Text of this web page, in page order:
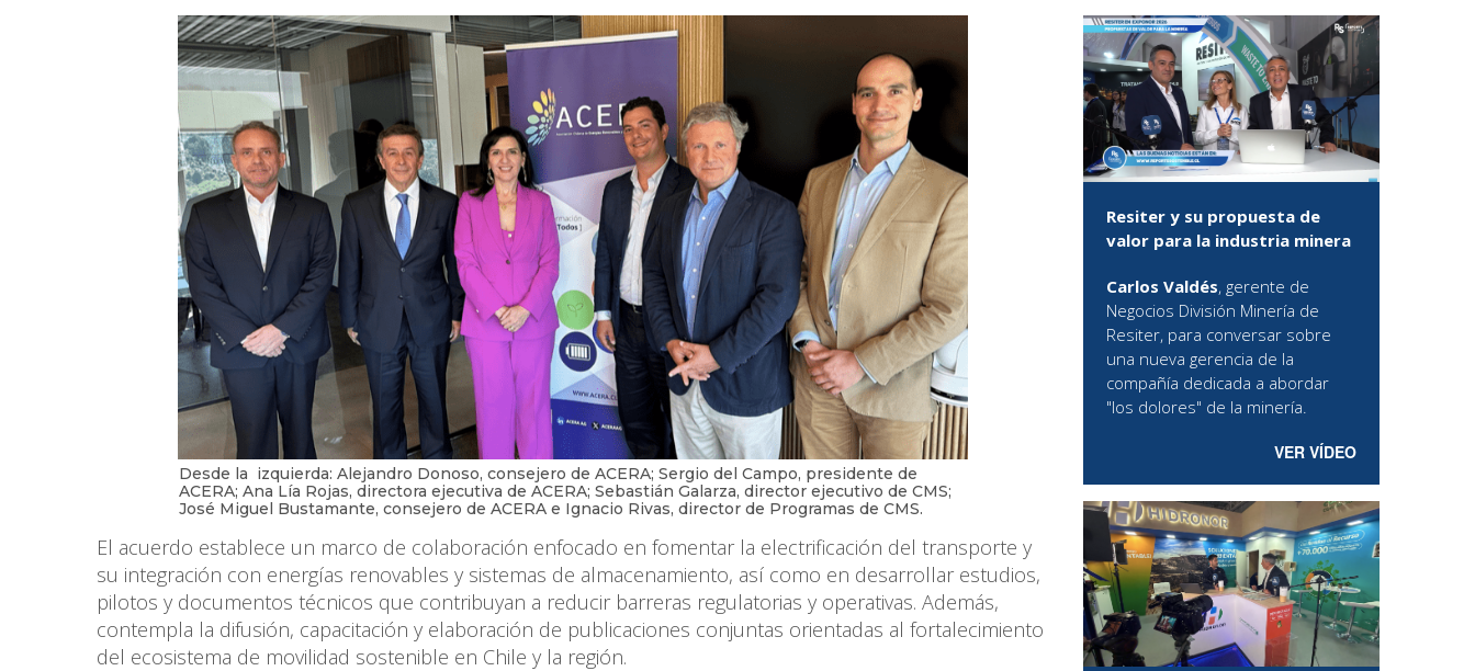
Desde la izquierda: Alejandro Donoso, consejero de ACERA; Sergio del Campo, presidente de
ACERA; Ana Lía Rojas, directora ejecutiva de ACERA; Sebastián Galarza, director ejecutivo de CMS;
José Miguel Bustamante, consejero de ACERA e Ignacio Rivas, director de Programas de CMS.
El acuerdo establece un marco de colaboración enfocado en fomentar la electrificación del transporte y
su integración con energías renovables y sistemas de almacenamiento, así como en desarrollar estudios,
pilotos y documentos técnicos que contribuyan a reducir barreras regulatorias y operativas. Además,
contempla la difusión, capacitación y elaboración de publicaciones conjuntas orientadas al fortalecimiento
del ecosistema de movilidad sostenible en Chile y la región.
Resiter y su propuesta de
valor para la industria minera
Carlos Valdés, gerente de
Negocios División Minería de
Resiter, para conversar sobre
una nueva gerencia de la
compañía dedicada a abordar
"los dolores" de la minería.
VER VÍDEO